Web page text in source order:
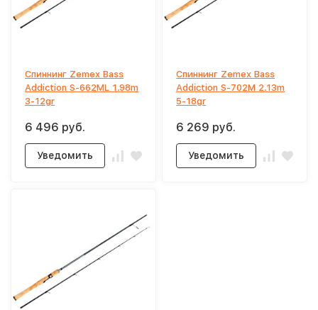
Спиннинг Zemex Bass
Addiction S-662ML 1.98m
3-12gr
6 496 руб.
Уведомить
Спиннинг Zemex Bass
Addiction S-702M 2.13m
5-18gr
6 269 руб.
Уведомить